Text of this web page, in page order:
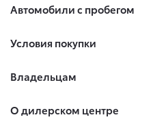
Автомобили с пробегом
Условия покупки
Владельцам
О дилерском центре